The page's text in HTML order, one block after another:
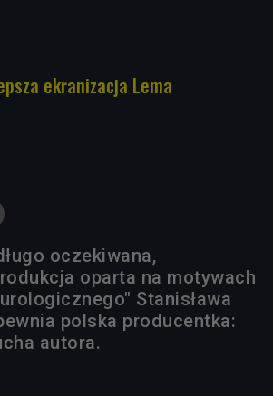
ekranizacja Lema
oczekiwana,
oparta na motywach
Stanisława
polska producentka:
autora.